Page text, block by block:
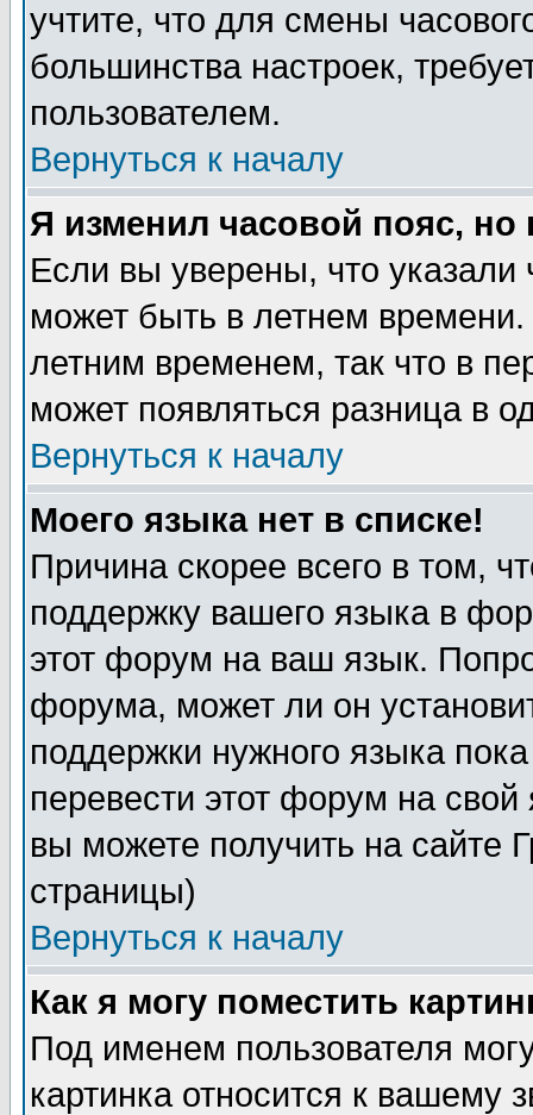
учтите, что для смены
большинства настроек,
пользователем.
Вернуться к началу
Я изменил часовой пояс,
Если вы уверены, что указали
может быть в летнем
летним временем, так что в
может появляться разница в
Вернуться к началу
Моего языка нет в списке!
Причина скорее всего в том,
поддержку вашего языка в
этот форум на ваш язык.
форума, может ли он
поддержки нужного языка
перевести этот форум на
вы можете получить на сайте
страницы)
Вернуться к началу
Как я могу поместить
Под именем пользователя
картинка относится к вашему